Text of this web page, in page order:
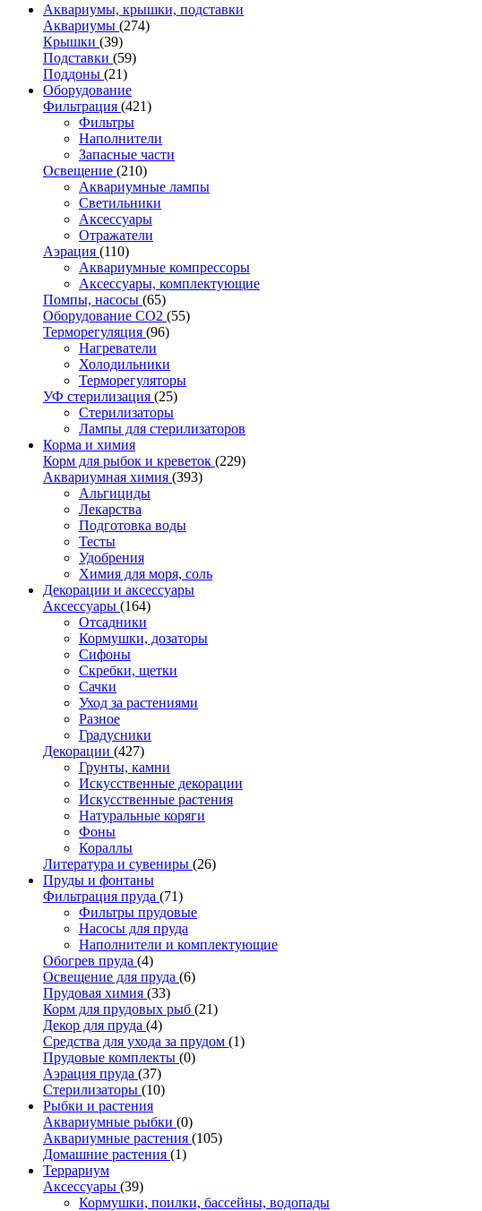
Аквариумы, крышки, подставки
Аквариумы (274)
Крышки (39)
Подставки (59)
Поддоны (21)
Оборудование
Фильтрация (421)
Фильтры
Наполнители
Запасные части
Освещение (210)
Аквариумные лампы
Светильники
Аксессуары
Отражатели
Аэрация (110)
Аквариумные компрессоры
Аксессуары, комплектующие
Помпы, насосы (65)
Оборудование CO2 (55)
Терморегуляция (96)
Нагреватели
Холодильники
Терморегуляторы
УФ стерилизация (25)
Стерилизаторы
Лампы для стерилизаторов
Корма и химия
Корм для рыбок и креветок (229)
Аквариумная химия (393)
Альгициды
Лекарства
Подготовка воды
Тесты
Удобрения
Химия для моря, соль
Декорации и аксессуары
Аксессуары (164)
Отсадники
Кормушки, дозаторы
Сифоны
Скребки, щетки
Сачки
Уход за растениями
Разное
Градусники
Декорации (427)
Грунты, камни
Искусственные декорации
Искусственные растения
Натуральные коряги
Фоны
Кораллы
Литература и сувениры (26)
Пруды и фонтаны
Фильтрация пруда (71)
Фильтры прудовые
Насосы для пруда
Наполнители и комплектующие
Обогрев пруда (4)
Освещение для пруда (6)
Прудовая химия (33)
Корм для прудовых рыб (21)
Декор для пруда (4)
Средства для ухода за прудом (1)
Прудовые комплекты (0)
Аэрация пруда (37)
Стерилизаторы (10)
Рыбки и растения
Аквариумные рыбки (0)
Аквариумные растения (105)
Домашние растения (1)
Террариум
Аксессуары (39)
Кормушки, поилки, бассейны, водопады